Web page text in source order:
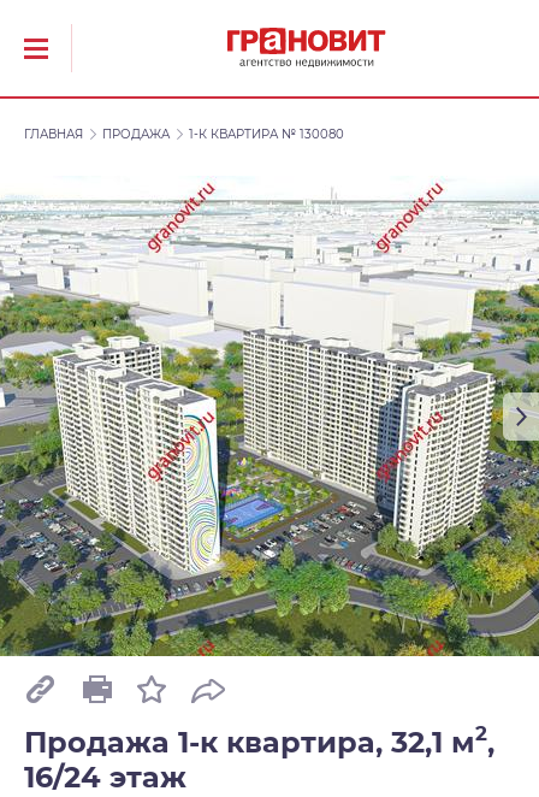
ГЛАВНАЯ ПРОДАЖА 1-К КВАРТИРА № 130080
Продажа 1-к квартира, 32,1 м2,
16/24 этаж